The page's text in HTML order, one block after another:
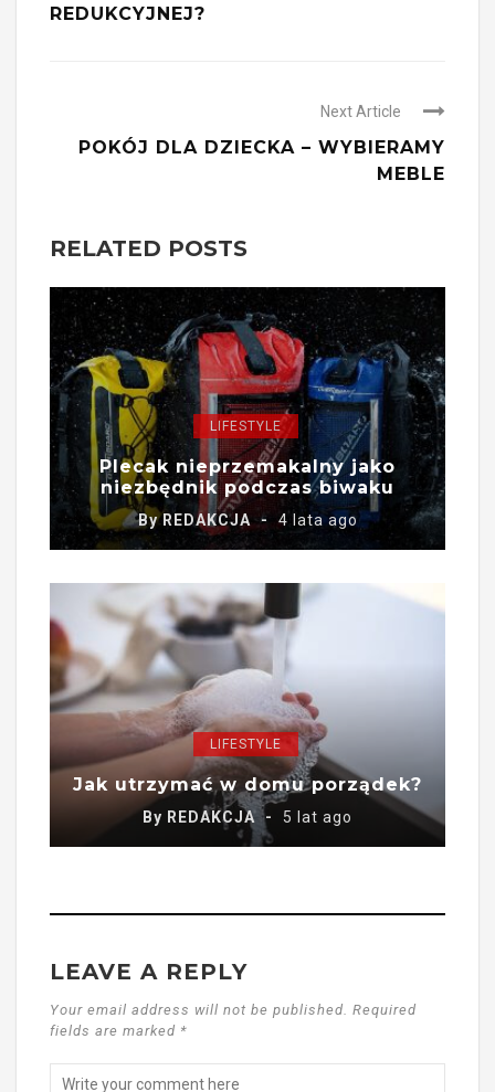
REDUKCYJNEJ?
Next Article
POKÓJ DLA DZIECKA – WYBIERAMY
MEBLE
RELATED POSTS
LIFESTYLE
Plecak nieprzemakalny jako
niezbędnik podczas biwaku
ByREDAKCJA 4 lata ago
LIFESTYLE
Jak utrzymać w domu porządek?
By REDAKCJA 5 lat ago
LEAVE A REPLY
Your email address will not be published. Required
fields are marked *